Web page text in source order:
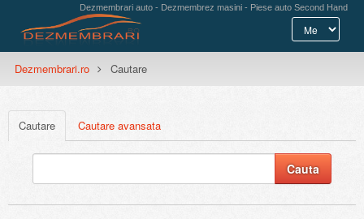
Dezmembrari auto - Dezmembrez masini - Piese auto Second Hand
Dezmembrari.ro Cautare
Cautare Cautare avansata